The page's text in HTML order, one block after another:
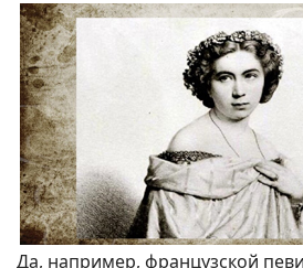
Да, например, французской